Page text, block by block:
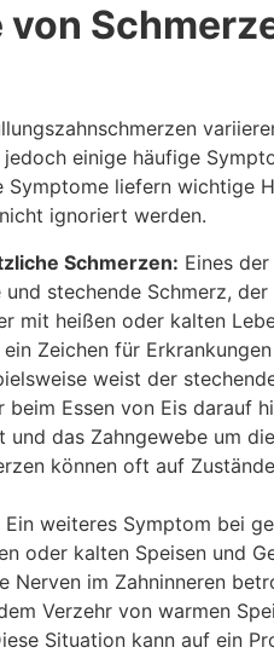
von
einige häufige
Symptome liefern wichtige
ignoriert werden.
Schmerzen: Eines
stechende Schmerz,
mit heißen oder kalten
Zeichen für
weist der
beim Essen von Eis darauf
und das Zahngewebe um
können oft auf
Ein weiteres Symptom bei
oder kalten Speisen und
Nerven im Zahninneren
Verzehr von warmen
Situation kann auf ein